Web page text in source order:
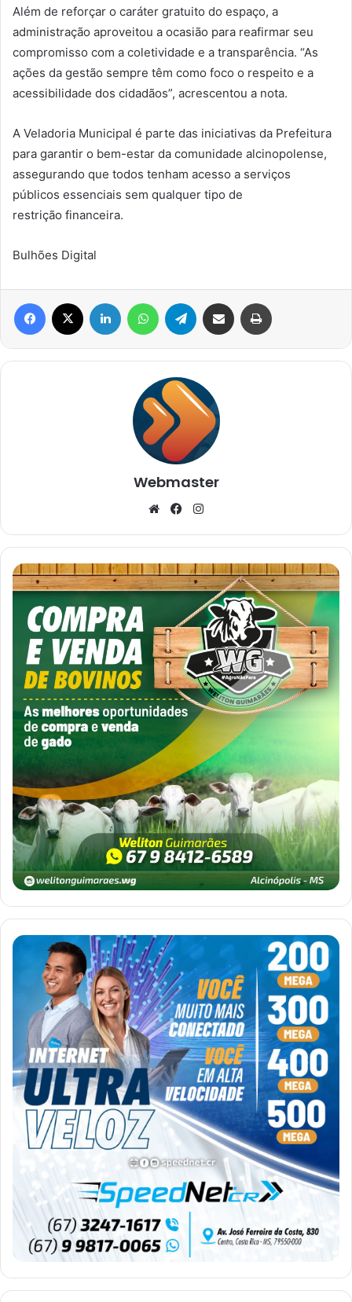
Além de reforçar o caráter gratuito do espaço, a
administração aproveitou a ocasião para reafirmar seu
compromisso com a coletividade e a transparência. “As
ações da gestão sempre têm como foco o respeito e a
acessibilidade dos cidadãos”, acrescentou a nota.
A Veladoria Municipal é parte das iniciativas da Prefeitura
para garantir o bem-estar da comunidade alcinopolense,
assegurando que todos tenham acesso a serviços
públicos essenciais sem qualquer tipo de
restrição financeira.
Bulhões Digital
Facebook Linkedin WhatsAppTelegram Compartilhar via e-mail
Webmaster
WebsiteFacebook